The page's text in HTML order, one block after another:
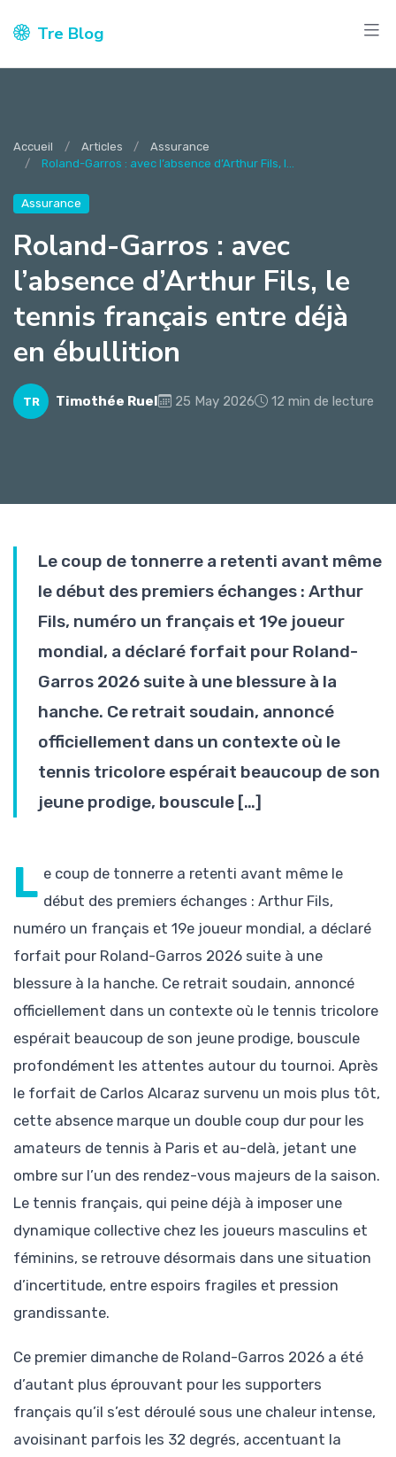
Tre Blog
Accueil Articles
Assurance
Roland-Garros : avec l’absence d’Arthur Fils, l...
Assurance
Roland-Garros : avec
l’absence d’Arthur Fils, le
tennis français entre déjà
en ébullition
TR Timothée Ruel 25 May 2026 12 min de lecture
Le coup de tonnerre a retenti avant même
le début des premiers échanges : Arthur
Fils, numéro un français et 19e joueur
mondial, a déclaré forfait pour Roland-
Garros 2026 suite à une blessure à la
hanche. Ce retrait soudain, annoncé
officiellement dans un contexte où le
tennis tricolore espérait beaucoup de son
jeune prodige, bouscule […]
L e coup de tonnerre a retenti avant même le
début des premiers échanges : Arthur Fils,
numéro un français et 19e joueur mondial, a déclaré
forfait pour Roland-Garros 2026 suite à une
blessure à la hanche. Ce retrait soudain, annoncé
officiellement dans un contexte où le tennis tricolore
espérait beaucoup de son jeune prodige, bouscule
profondément les attentes autour du tournoi. Après
le forfait de Carlos Alcaraz survenu un mois plus tôt,
cette absence marque un double coup dur pour les
amateurs de tennis à Paris et au-delà, jetant une
ombre sur l’un des rendez-vous majeurs de la saison.
Le tennis français, qui peine déjà à imposer une
dynamique collective chez les joueurs masculins et
féminins, se retrouve désormais dans une situation
d’incertitude, entre espoirs fragiles et pression
grandissante.
Ce premier dimanche de Roland-Garros 2026 a été
d’autant plus éprouvant pour les supporters
français qu’il s’est déroulé sous une chaleur intense,
avoisinant parfois les 32 degrés, accentuant la